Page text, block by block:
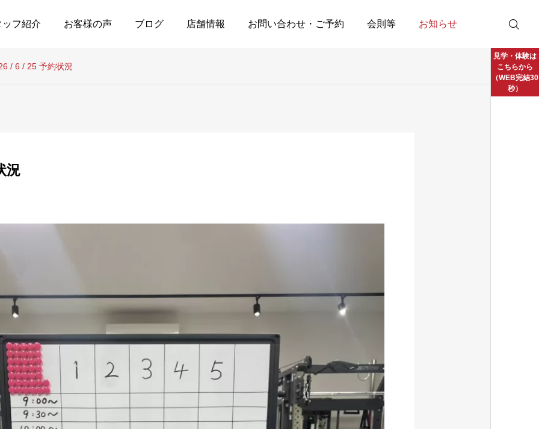
ッフ紹介 お客様の声 ブログ 店舗情報 お問い合わせ・ご予約 会則等 お知らせ
見学・体験は
こちらから
（WEB完結30
秒）
/ 6 / 25 予約状況
況